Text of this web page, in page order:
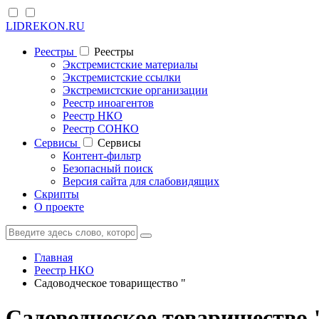
LIDREKON.RU
Реестры
Реестры
Экстремистские материалы
Экстремистские ссылки
Экстремистские организации
Реестр иноагентов
Реестр НКО
Реестр СОНКО
Cервисы
Cервисы
Контент-фильтр
Безопасный поиск
Версия сайта для слабовидящих
Скрипты
О проекте
Главная
Реестр НКО
Садоводческое товарищество "